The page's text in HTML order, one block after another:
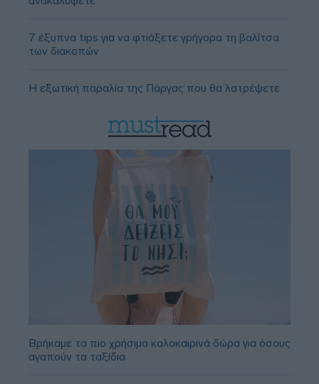
7 έξυπνα tips για να φτιάξετε γρήγορα τη βαλίτσα
των διακοπών
Η εξωτική παραλία της Πάργας που θα λατρέψετε
Βρήκαμε τα πιο χρήσιμα καλοκαιρινά δώρα για όσους
αγαπούν τα ταξίδια